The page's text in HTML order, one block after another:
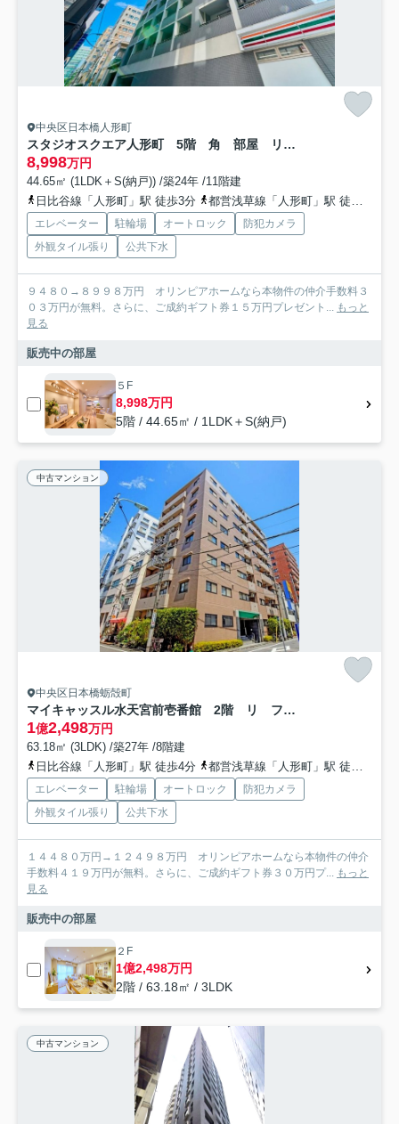
中央区日本橋人形町
スタジオスクエア人形町 5階 角 部屋 リ フォーム済
8,998万円
44.65㎡ (1LDK＋S(納戸)) /築24年 /11階建
日比谷線「人形町」駅 徒歩3分
都営浅草線「人形町」駅 徒歩3分
エレベーター 駐輪場 オートロック
防犯カメラ
外観タイル張り
公共下水
９４８０→８９９８万円 オリンピアホームなら本物件の仲介手数料３
０３万円が無料。さらに、ご成約ギフト券１５万円プレゼント... もっと
見る
販売中の部屋
５F
8,998万円
5階 / 44.65㎡ / 1LDK＋S(納戸)
中古マンション
中央区日本橋蛎殻町
マイキャッスル水天宮前壱番館 2階 リ フォーム済
1億2,498万円
63.18㎡ (3LDK) /築27年 /8階建
日比谷線「人形町」駅 徒歩4分
都営浅草線「人形町」駅 徒歩7分
エレベーター 駐輪場 オートロック
防犯カメラ
外観タイル張り
公共下水
１４４８０万円→１２４９８万円 オリンピアホームなら本物件の仲介
手数料４１９万円が無料。さらに、ご成約ギフト券３０万円プ... もっと
見る
販売中の部屋
２F
1億2,498万円
2階 / 63.18㎡ / 3LDK
中古マンション